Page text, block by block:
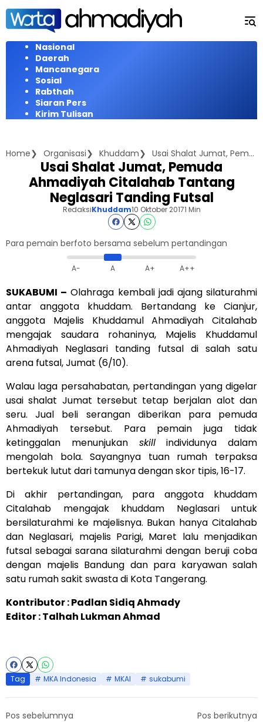
Langsung
konten
Nasional
Daerah
Mancanegara
Sosial
Rabthah
Siaran Pers
Kirim Tulisan
Home Organisasi Khuddam Usai Shalat Jumat, Pemuda Ahmadiyah Citalahab Tantang Neglasari Tanding Futsal
Usai Shalat Jumat, Pemuda
Ahmadiyah Citalahab Tantang
Neglasari Tanding Futsal
RedaksiKhuddam10 Oktober 20171 Min
Para pemain berfoto bersama sebelum pertandingan
A- A A+ A++
SUKABUMI – Olahraga kembali jadi ajang silaturahmi
antar anggota khuddam. Bertandang ke Cianjur,
anggota Majelis Khuddamul Ahmadiyah Citalahab
mengajak saudara rohaninya, Majelis Khuddamul
Ahmadiyah Neglasari tanding futsal di salah satu
arena futsal, Jumat (6/10).
Walau laga persahabatan, pertandingan yang digelar
usai shalat Jumat tersebut tetap berjalan alot dan
seru. Jual beli serangan diberikan para pemuda
Ahmadiyah tersebut. Para pemain juga tidak
ketinggalan menunjukan skillindividunya dalam
mengolah bola. Sayangnya tuan rumah terpaksa
bertekuk lutut dari tamunya dengan skor tipis, 16-17.
Di akhir pertandingan, para anggota khuddam
Citalahab mengajak khuddam Neglasari untuk
bersilaturahmi ke majelisnya. Bukan hanya Citalahab
dan Neglasari, majelis Parigi, Maret lalu menjadikan
futsal sebagai sarana silaturahmi dengan beruji coba
dengan majelis Bandung dan para karyawan salah
satu rumah sakit swasta di Kota Tangerang.
Kontributor : Padlan Sidiq Ahmady
Editor : Talhah Lukman Ahmad
Tag MKA Indonesia MKAI sukabumi
Pos sebelumnya
Pos berikutnya